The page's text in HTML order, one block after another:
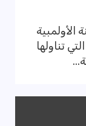
الأولمبية
تناولها